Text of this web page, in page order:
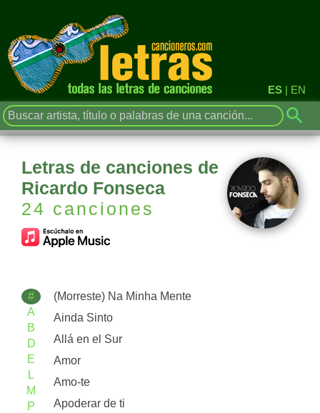
ES | EN
Letras de canciones de
Ricardo Fonseca
24 canciones
#
A
B
D
E
L
M
P
(Morreste) Na Minha Mente
Ainda Sinto
Allá en el Sur
Amor
Amo-te
Apoderar de ti